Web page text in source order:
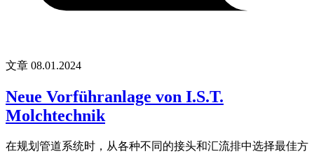
文章 08.01.2024
Neue Vorführanlage von I.S.T.
Molchtechnik
在规划管道系统时，从各种不同的接头和汇流排中选择最佳方